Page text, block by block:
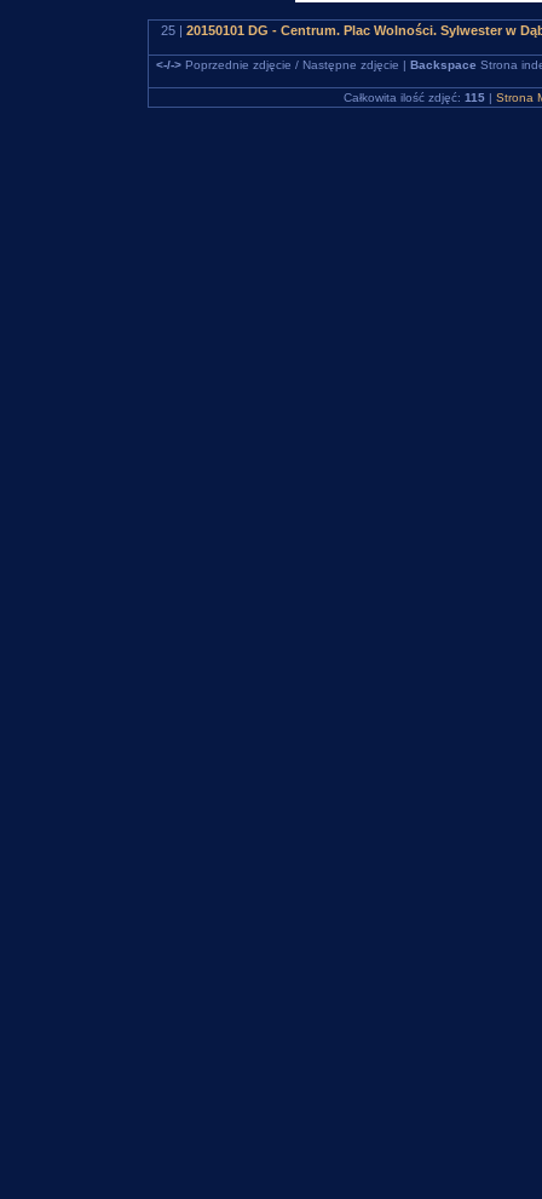
25 | 20150101 DG - Centrum. Plac Wolności. Sylwester w
<-/->Poprzednie zdjęcie / Następne zdjęcie | Backspace Strona
Całkowita ilość zdjęć: 115| Strona